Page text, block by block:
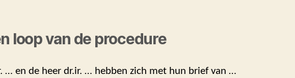
loop van de procedure
… en de heer dr.ir. … hebben zich met hun brief van …